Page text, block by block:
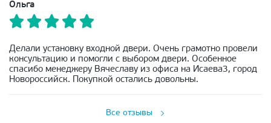
Ольга
Делали установку входной двери. Очень грамотно провели
консультацию и помогли с выбором двери. Особенное
спасибо менеджеру Вячеславу из офиса на Исаева3, город
Новороссийск. Покупкой остались довольны.
Все отзывы